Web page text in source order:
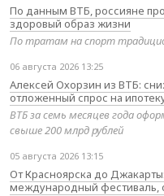
По данным ВТБ, россияне
здоровый образ жизни
По тратам на спорт
06 августа 2026 13:25
Алексей Охорзин из ВТБ:
отложенный спрос на
ВТБ за семь месяцев года
свыше 200 млрд рублей
05 августа 2026 13:15
От Красноярска до
международный фестиваль,